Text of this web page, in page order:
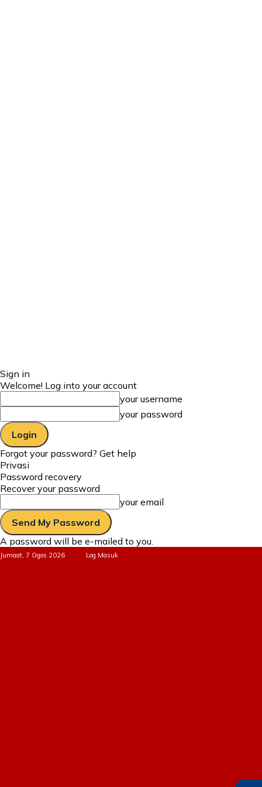
Sign in
Welcome! Log into your account
your username
your password
Forgot your password? Get help
Privasi
Password recovery
Recover your password
your email
A password will be e-mailed to you.
Jumaat, 7 Ogos 2026 Log Masuk